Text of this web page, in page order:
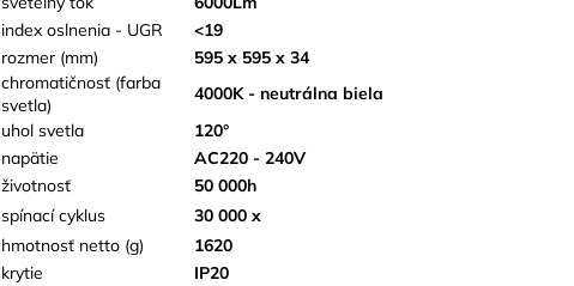
index oslnenia - UGR
<19
rozmer (mm)
595 x 595 x 34
chromatičnosť (farba
svetla)
4000K - neutrálna biela
uhol svetla
120°
napätie
AC220 - 240V
životnosť
50 000h
spínací cyklus
30 000 x
hmotnosť netto (g)
1620
krytie
IP20